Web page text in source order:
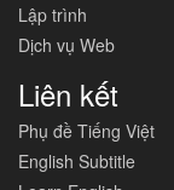
Lập trình
Dịch vụ Web
Liên kết
Phụ đề Tiếng Việt
English Subtitle